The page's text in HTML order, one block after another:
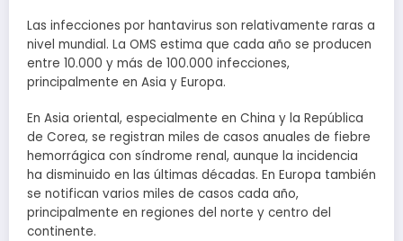
Las infecciones por hantavirus son relativamente raras a
nivel mundial. La OMS estima que cada año se producen
entre 10.000 y más de 100.000 infecciones,
principalmente en Asia y Europa.
En Asia oriental, especialmente en China y la República
de Corea, se registran miles de casos anuales de fiebre
hemorrágica con síndrome renal, aunque la incidencia
ha disminuido en las últimas décadas. En Europa también
se notifican varios miles de casos cada año,
principalmente en regiones del norte y centro del
continente.